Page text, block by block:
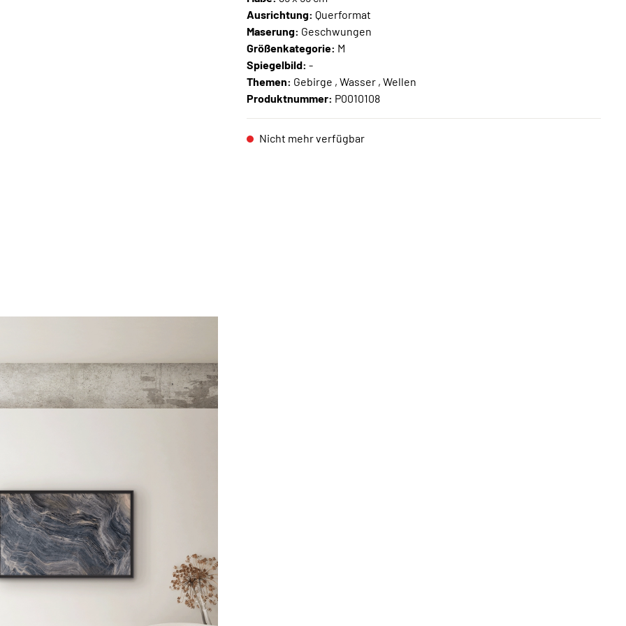
Ausrichtung: Querformat
Maserung: Geschwungen
Größenkategorie: M
Spiegelbild: -
Themen: Gebirge , Wasser , Wellen
Produktnummer: P0010108
Nicht mehr verfügbar